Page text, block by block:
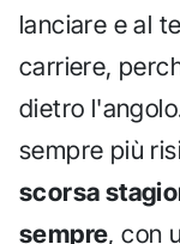
lanciare e al
carriere,
dietro
sempre più
scorsa
sempre, con